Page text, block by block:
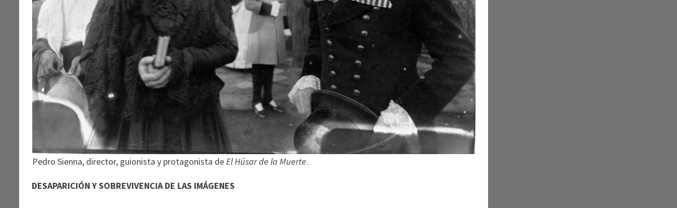
Pedro Sienna, director, guionista y protagonista deEl Húsar de la Muerte.
DESAPARICIÓN Y SOBREVIVENCIA DE LAS IMÁGENES